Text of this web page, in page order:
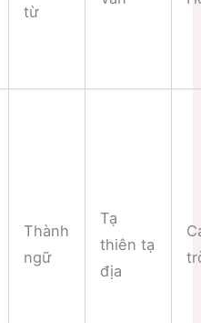
từ
Thành
ngữ
Tạ
thiên tạ
địa